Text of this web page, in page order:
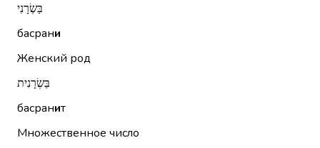
בַּשְׂרָנִי
басрани
Женский род
בַּשְׂרָנִית
басранит
Множественное число